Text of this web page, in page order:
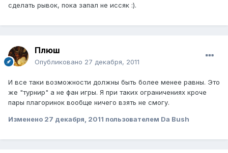
сделать рывок, пока запал не иссяк :).
Плюш
Опубликовано 27 декабря, 2011
И все таки возможности должны быть более менее равны. Это
же "турнир" а не фан игры. Я при таких ограничениях кроче
пары плагоринок вообще ничего взять не смогу.
Изменено 27 декабря, 2011 пользователем Da Bush